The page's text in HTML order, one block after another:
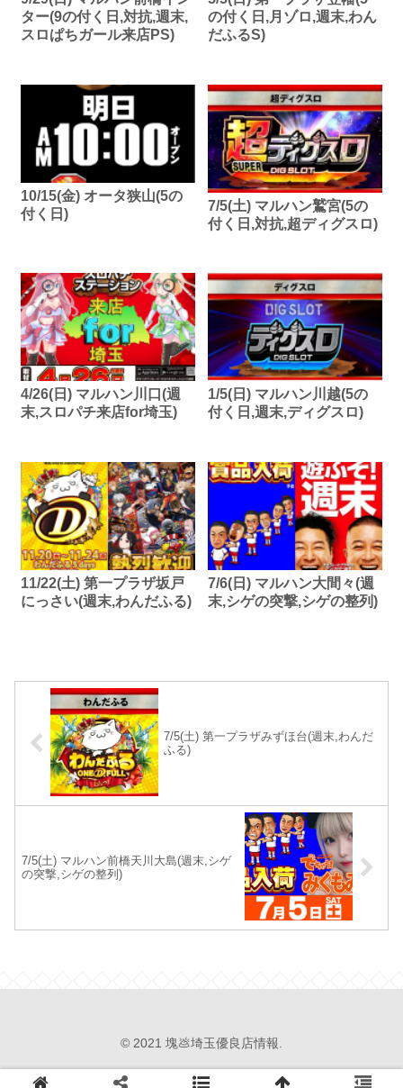
ター(9の付く日,対抗,週末,
スロぱちガール来店PS)
の付く日,月ゾロ,週末,わん
だふるS)
10/15(金) オータ狭山(5の
付く日)
7/5(土) マルハン鷲宮(5の
付く日,対抗,超ディグスロ)
4/26(日) マルハン川口(週
末,スロパチ来店for埼玉)
1/5(日) マルハン川越(5の
付く日,週末,ディグスロ)
11/22(土) 第一プラザ坂戸
にっさい(週末,わんだふる)
7/6(日) マルハン大間々(週
末,シゲの突撃,シゲの整列)
7/5(土) 第一プラザみずほ台(週末,わんだ
ふる)
7/5(土) マルハン前橋天川大島(週末,シゲ
の突撃,シゲの整列)
© 2021 塊💩埼玉優良店情報.